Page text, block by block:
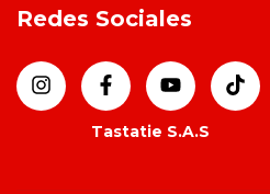
Redes Sociales